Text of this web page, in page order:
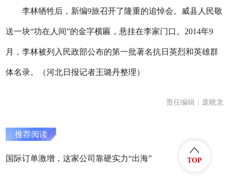
李林牺牲后，新编9旅召开了隆重的追悼会。威县人民敬
送一块“功在人间”的金字横匾，悬挂在李家门口。2014年9
月，李林被列入民政部公布的第一批著名抗日英烈和英雄群
体名录。（河北日报记者王璐丹整理）
责任编辑：庞晓龙
推荐阅读
国际订单激增，这家公司靠硬实力“出海” TOP